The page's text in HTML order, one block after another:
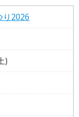
り2026
)